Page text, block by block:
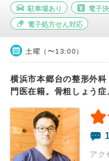
駐車場あり 電子
電子処方せん対応
土曜（〜13:00）
横浜市本郷台の整形外
門医在籍。骨粗しょう
アク